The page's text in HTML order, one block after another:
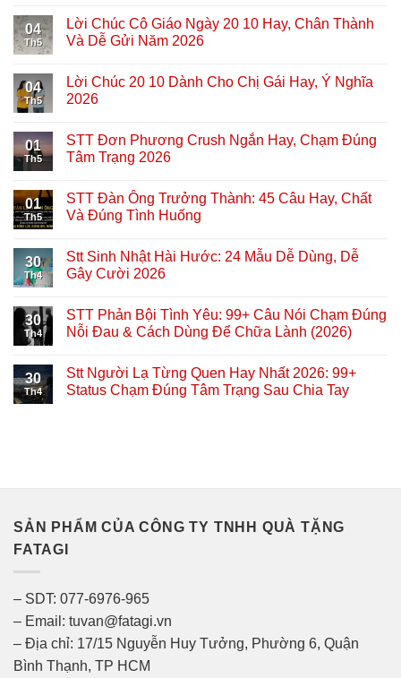
04
Th5
Lời Chúc Cô Giáo Ngày 20 10 Hay, Chân Thành
Và Dễ Gửi Năm 2026
04
Th5
Lời Chúc 20 10 Dành Cho Chị Gái Hay, Ý Nghĩa
2026
01
Th5
STT Đơn Phương Crush Ngắn Hay, Chạm Đúng
Tâm Trạng 2026
01
Th5
STT Đàn Ông Trưởng Thành: 45 Câu Hay, Chất
Và Đúng Tình Huống
30
Th4
Stt Sinh Nhật Hài Hước: 24 Mẫu Dễ Dùng, Dễ
Gây Cười 2026
30
Th4
STT Phản Bội Tình Yêu: 99+ Câu Nói Chạm Đúng
Nỗi Đau & Cách Dùng Để Chữa Lành (2026)
30
Th4
Stt Người Lạ Từng Quen Hay Nhất 2026: 99+
Status Chạm Đúng Tâm Trạng Sau Chia Tay
SẢN PHẨM CỦA CÔNG TY TNHH QUÀ TẶNG
FATAGI
– SDT: 077-6976-965
– Email: tuvan@fatagi.vn
– Địa chỉ: 17/15 Nguyễn Huy Tưởng, Phường 6, Quận
Bình Thạnh, TP HCM